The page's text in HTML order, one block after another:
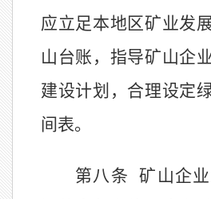
应立足本地区矿业发
山台账， 指导矿山企
建设计划，合理设定
间表。
第八条
矿山企